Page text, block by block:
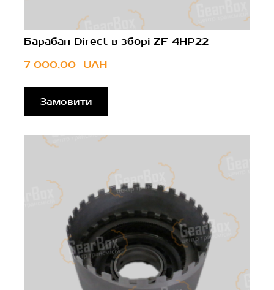
Барабан Direct в зборі ZF 4HP22
7 000,00  UAH
Замовити